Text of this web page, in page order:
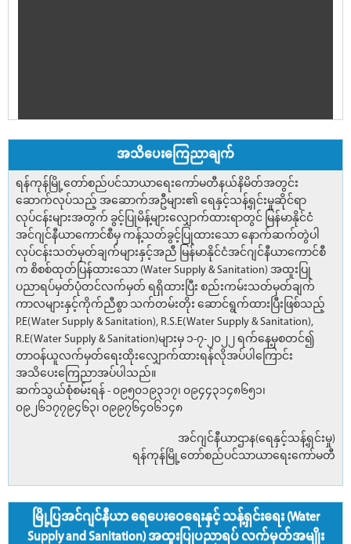
အသိပေးကြေညာချက်
ရန်ကုန်မြို့တော်စည်ပင်သာယာရေးကော်မတီနယ်နိမိတ်အတွင်း
ဆောက်လုပ်သည့် အဆောက်အဦများ၏ ရေနှင့်သန့်ရှင်းမှုဆိုင်ရာ
လုပ်ငန်းများအတွက် ခွင့်ပြုမိန့်များလျှောက်ထားရာတွင် မြန်မာနိုင်ငံ
အင်ဂျင်နီယာကောင်စီမှ ကန့်သတ်ခွင့်ပြုထားသော နောက်ဆက်တွဲပါ
လုပ်ငန်းသတ်မှတ်ချက်များနှင့်အညီ မြန်မာနိုင်ငံအင်ဂျင်နီယာကောင်စီ
က စိစစ်ထုတ်ပြန်ထားသော (Water Supply & Sanitation) အထူးပြု
ပညာရပ်မှတ်ပုံတင်လက်မှတ် ရရှိထားပြီး စည်းကမ်းသတ်မှတ်ချက်
ကာလများနှင့်ကိုက်ညီစွာ သက်တမ်းတိုး ဆောင်ရွက်ထားပြီးဖြစ်သည့်
P.E(Water Supply & Sanitation), R.S.E(Water Supply & Sanitation),
R.E(Water Supply & Sanitation)များမှ ၁-၇-၂၀၂၂ ရက်နေ့မှစတင်၍
တာဝန်ယူလက်မှတ်ရေးထိုးလျှောက်ထားရန်လိုအပ်ပါကြောင်း
အသိပေးကြေညာအပ်ပါသည်။
ဆက်သွယ်စုံစမ်းရန် - ၀၉၅၀၁၉၃၁၇၊ ၀၉၄၄၃၁၄၈၆၅၁၊
၀၉၂၆၁၇၇၉၄၆၃၊ ၀၉၉၇၆၄၀၆၁၄၈
အင်ဂျင်နီယာဌာန(ရေနှင့်သန့်ရှင်းမှု)
ရန်ကုန်မြို့တော်စည်ပင်သာယာရေးကော်မတီ
မြို့ပြအင်ဂျင်နီယာ ရေပေးဝေရေးနှင့် သန့်ရှင်းရေး (Water
Supply and Sanitation) အထူးပြုပညာရပ် လက်မှတ်အမျိုး